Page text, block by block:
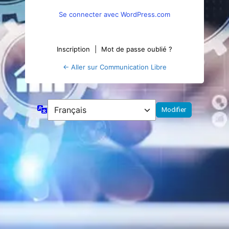
Se connecter avec WordPress.com
Inscription Mot de passe oublié ?
← Aller sur Communication Libre
Langue